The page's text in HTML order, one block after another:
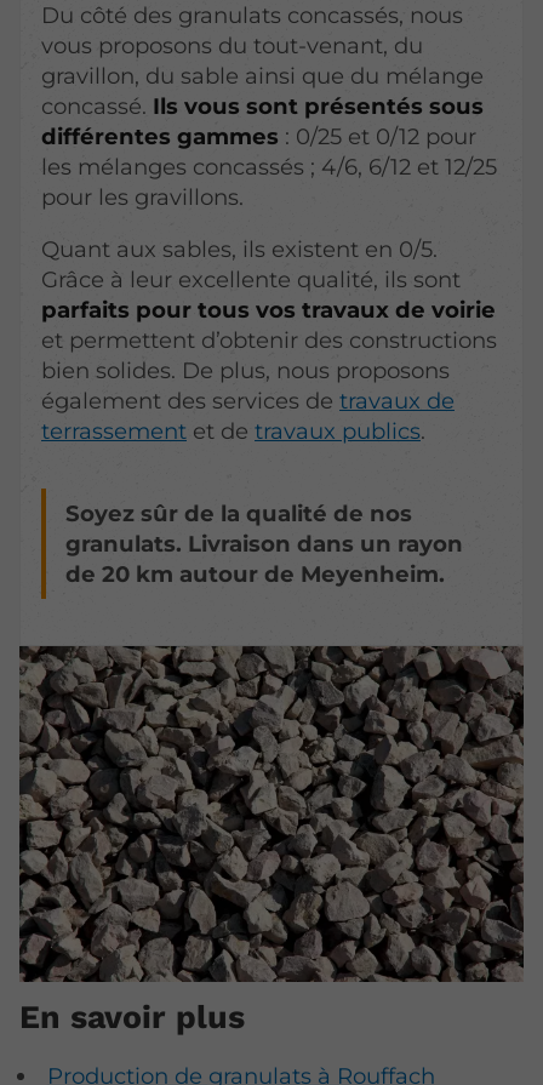
Du côté des granulats concassés, nous
vous proposons du tout-venant, du
gravillon, du sable ainsi que du mélange
concassé. Ils vous sont présentés sous
différentes gammes : 0/25 et 0/12 pour
les mélanges concassés ; 4/6, 6/12 et 12/25
pour les gravillons.
Quant aux sables, ils existent en 0/5.
Grâce à leur excellente qualité, ils sont
parfaits pour tous vos travaux de voirie
et permettent d’obtenir des constructions
bien solides. De plus, nous proposons
également des services de travaux de
terrassement et de travaux publics.
Soyez sûr de la qualité de nos
granulats. Livraison dans un rayon
de 20 km autour de Meyenheim.
En savoir plus
Production de granulats à Rouffach